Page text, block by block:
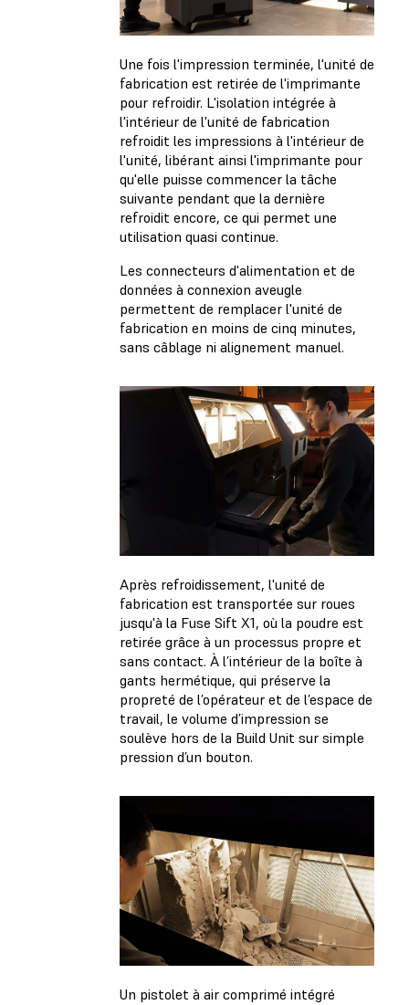
Une fois l'impression terminée, l'unité de
fabrication est retirée de l'imprimante
pour refroidir. L'isolation intégrée à
l'intérieur de l'unité de fabrication
refroidit les impressions à l'intérieur de
l'unité, libérant ainsi l'imprimante pour
qu'elle puisse commencer la tâche
suivante pendant que la dernière
refroidit encore, ce qui permet une
utilisation quasi continue.
Les connecteurs d'alimentation et de
données à connexion aveugle
permettent de remplacer l'unité de
fabrication en moins de cinq minutes,
sans câblage ni alignement manuel.
Après refroidissement, l'unité de
fabrication est transportée sur roues
jusqu'à la Fuse Sift X1, où la poudre est
retirée grâce à un processus propre et
sans contact. À l’intérieur de la boîte à
gants hermétique, qui préserve la
propreté de l’opérateur et de l’espace de
travail, le volume d’impression se
soulève hors de la Build Unit sur simple
pression d’un bouton.
Un pistolet à air comprimé intégré